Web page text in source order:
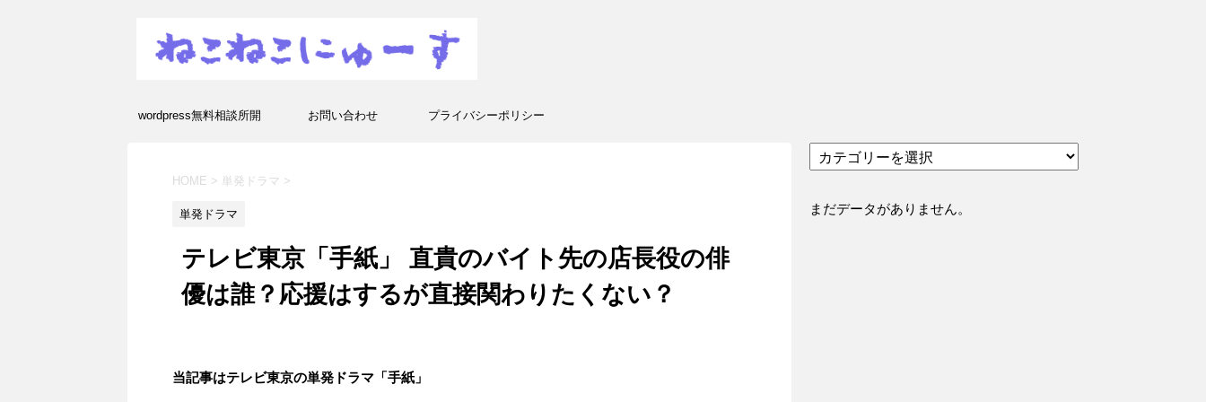
wordpress無料相談所開
ます！
お問い合わせ プライバシーポリシー
HOME > 単発ドラマ >
単発ドラマ
テレビ東京「手紙」 直貴のバイト先の店長役の俳
優は誰？応援はするが直接関わりたくない？
当記事はテレビ東京の単発ドラマ「手紙」
テ
リ
まだデータがありません。